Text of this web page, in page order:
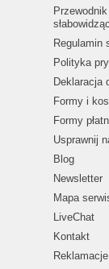
Regulamin
Polityka
Deklaracja
Formy i
Formy
Usprawnij
Blog
Newsletter
Mapa
LiveChat
Kontakt